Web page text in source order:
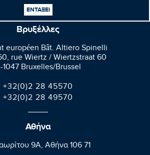
ΕΝΤΑΞΕΙ
Βρυξέλλες
européen Bât. Altiero Spinelli
rue Wiertz / Wiertzstraat 60
1047 Bruxelles/Brussel
+32(0)2 28 45570
+32(0)2 28 49570
Αθήνα
9A, Aθήνα 106 71